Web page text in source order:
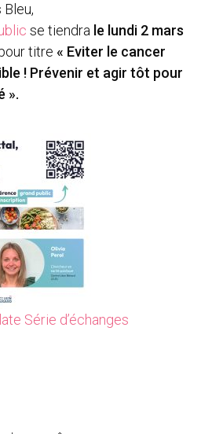
se tiendra le lundi 2 mars
titre « Eviter le cancer
! Prévenir et agir tôt pour
».
Série d’échanges